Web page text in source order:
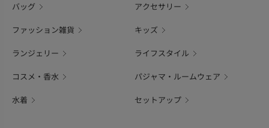
バッグ アクセサリー
ファッション雑貨 キッズ
ランジェリー ライフスタイル
コスメ・香水 パジャマ・ルームウェア
水着 セットアップ